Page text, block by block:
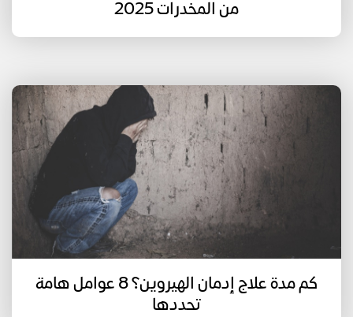
من المخدرات 2025
كم مدة علاج إدمان الهيروين؟ 8 عوامل هامة
تحددها